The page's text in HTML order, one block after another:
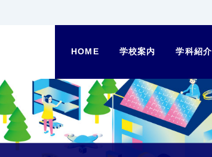
HOME 学校案内 学科紹介